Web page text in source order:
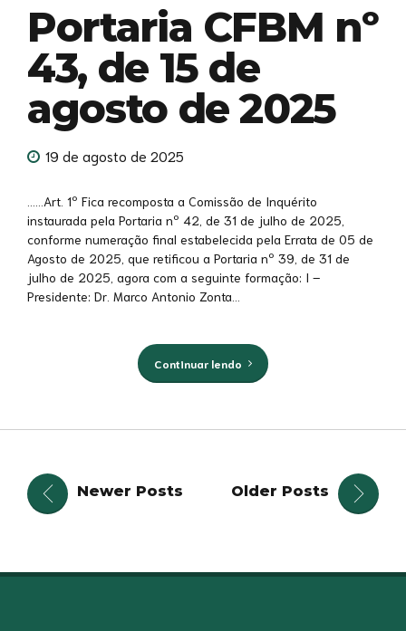
Portaria CFBM nº
43, de 15 de
agosto de 2025
19 de agosto de 2025
……Art. 1º Fica recomposta a Comissão de Inquérito
instaurada pela Portaria nº 42, de 31 de julho de 2025,
conforme numeração final estabelecida pela Errata de 05 de
Agosto de 2025, que retificou a Portaria nº 39, de 31 de
julho de 2025, agora com a seguinte formação: I –
Presidente: Dr. Marco Antonio Zonta...
Continuar lendo
Newer Posts Older Posts